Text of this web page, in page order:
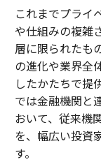
これまでプライ
や仕組みの複雑
層に限られたも
の進化や業界全
したかたちで提
では金融機関と
おいて、従来機
を、幅広い投資
す。